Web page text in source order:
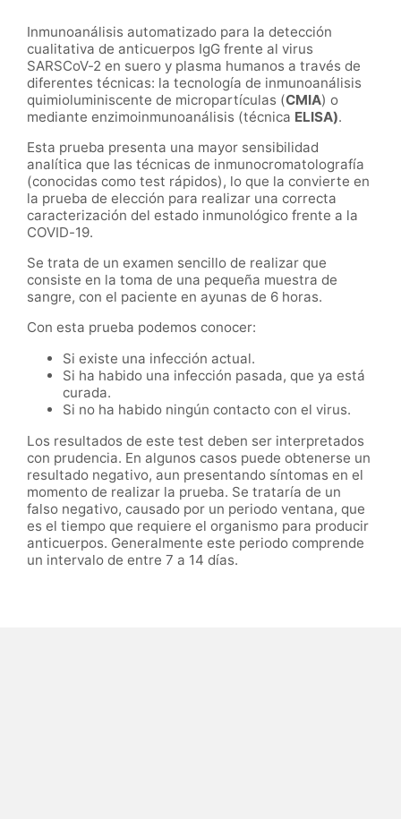
Inmunoanálisis automatizado para la detección
cualitativa de anticuerpos IgG frente al virus
SARSCoV-2 en suero y plasma humanos a través de
diferentes técnicas: la tecnología de inmunoanálisis
quimioluminiscente de micropartículas (CMIA) o
mediante enzimoinmunoanálisis (técnica ELISA).
Esta prueba presenta una mayor sensibilidad
analítica que las técnicas de inmunocromatolografía
(conocidas como test rápidos), lo que la convierte en
la prueba de elección para realizar una correcta
caracterización del estado inmunológico frente a la
COVID-19.
Se trata de un examen sencillo de realizar que
consiste en la toma de una pequeña muestra de
sangre, con el paciente en ayunas de 6 horas.
Con esta prueba podemos conocer:
Si existe una infección actual.
Si ha habido una infección pasada, que ya está
curada.
Si no ha habido ningún contacto con el virus.
Los resultados de este test deben ser interpretados
con prudencia. En algunos casos puede obtenerse un
resultado negativo, aun presentando síntomas en el
momento de realizar la prueba. Se trataría de un
falso negativo, causado por un periodo ventana, que
es el tiempo que requiere el organismo para producir
anticuerpos. Generalmente este periodo comprende
un intervalo de entre 7 a 14 días.